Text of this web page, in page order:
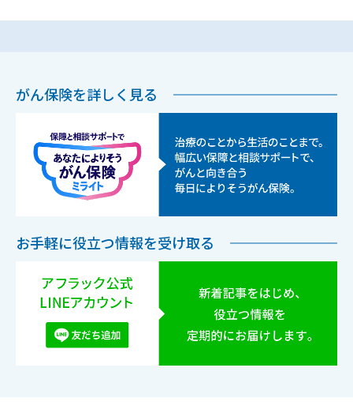
がん保険を詳しく見る
お手軽に役立つ情報を受け取る